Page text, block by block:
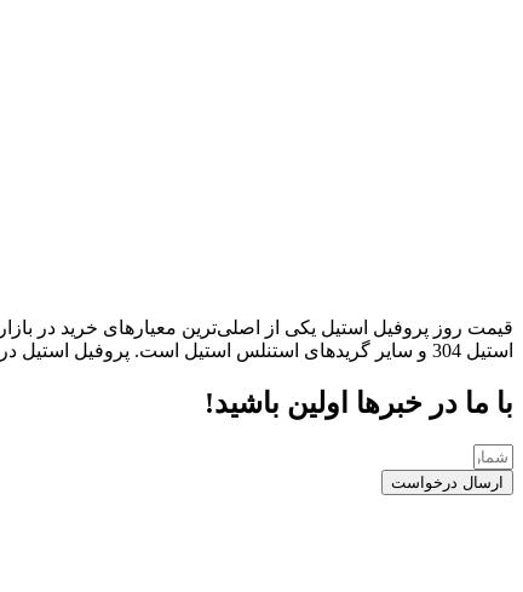
قیمت روز پروفیل استیل یکی از اصلی‌ترین معیارهای خرید در
استیل 304 و سایر گریدهای استنلس استیل است. پروفیل استیل در ابعاد و ضخامت‌های متنوع برای کاربردهای صنعتی، ساختمانی و دکوراتیو عرضه می‌شود […]
با ما در خبرها اولین باشید!
ارسال درخواست